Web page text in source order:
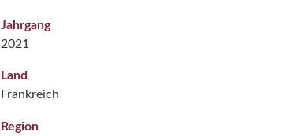
Jahrgang
2021
Land
Frankreich
Region